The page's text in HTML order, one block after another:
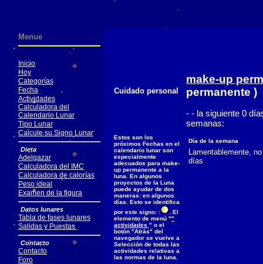
Cuidado personal
make-up
permanente )
- - la siguiente 0
semanas:
Estos son los
próximos Fechas en el
calendario lunar son
especialmente
adecuados para make-
up permanente a la
luna. En algunos
proyectos de la Luna
puede ayudar de dos
maneras: en algunos
días. Esto se identifica
por este signo: :
. El
elemento de menú ""
actividades " o el
botón "Atrás" del
navegador se vuelve a
Selección de todas las
actividades relativas a
las normas de la luna.
Día de la semana
Lamentablemente,
días
Menue
Inicio
Hoy
Categorías
Fecha
Actividades
Calculadora del
Calendario Lunar
Tipo Lunar
Calcule su Signo Lunar
Dieta
Adelgazar
Calculadora del IMC
Calculadora de calorías
Peso ideal
Examen de la figura
Datos lunares
Tabla de fases lunares
Salidas y Puestas
Contacto
Contacto
Foro